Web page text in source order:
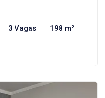
3 Vagas 198 m²